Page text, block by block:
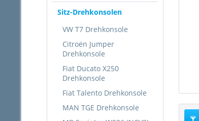
Sitz-Drehkonsolen
VW T7 Drehkonsole
Citroën Jumper
Drehkonsole
Fiat Ducato X250
Drehkonsole
Fiat Talento Drehkonsole
MAN TGE Drehkonsole